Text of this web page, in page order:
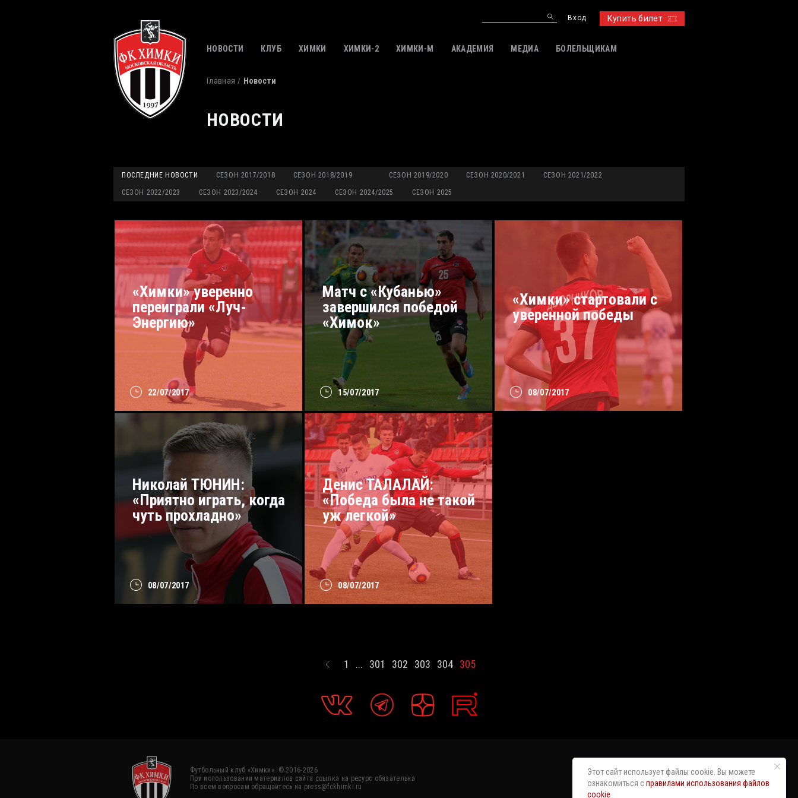
Купить билет
Вход
НОВОСТИ КЛУБ ХИМКИ ХИМКИ-2 ХИМКИ-M АКАДЕМИЯ МЕДИА БОЛЕЛЬЩИКАМ
Главная Новости
НОВОСТИ
ПОСЛЕДНИЕ НОВОСТИ СЕЗОН 2017/2018 СЕЗОН 2018/2019 СЕЗОН 2019/2020 СЕЗОН 2020/2021 СЕЗОН 2021/2022
СЕЗОН 2022/2023 СЕЗОН 2023/2024 СЕЗОН 2024 СЕЗОН 2024/2025 СЕЗОН 2025
22/07/2017
«Химки» уверенно
переиграли «Луч-
Энергию»
15/07/2017
Матч с «Кубанью»
завершился победой
«Химок»
08/07/2017
«Химки» стартовали с
уверенной победы
08/07/2017
Николай ТЮНИН:
«Приятно играть, когда
чуть прохладно»
08/07/2017
Денис ТАЛАЛАЙ:
«Победа была не такой
уж легкой»
1 ... 301 302 303 304 305
Футбольный клуб «Химки». © 2016-2026
При использовании материалов сайта ссылка на ресурс обязательна
По всем вопросам обращайтесь на press@fckhimki.ru
Этот сайт использует файлы cookie. Вы можете
ознакомиться справилами использования файлов
cookie